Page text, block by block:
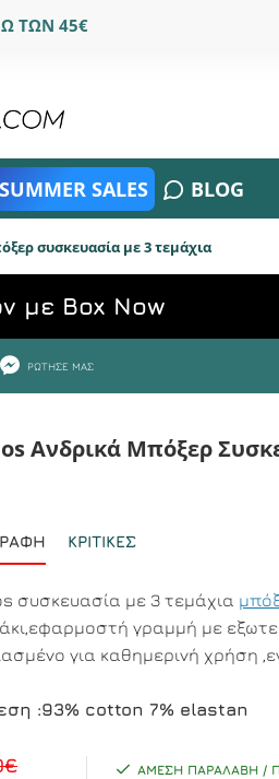
ΤΩΝ 45€
SUMMER SALES BLOG
συσκευασία με 3 τεμάχια
με Box Now
ΡΏΤΗΣΕ ΜΑΣ
Ανδρικά Μπόξερ
ΚΡΙΤΙΚΈΣ
συσκευασία με 3 τεμάχια
γραμμή με
για καθημερινή χρήση
:93% cotton 7% elastan
ΆΜΕΣΗ ΠΑΡΑΛΑΒΉ /